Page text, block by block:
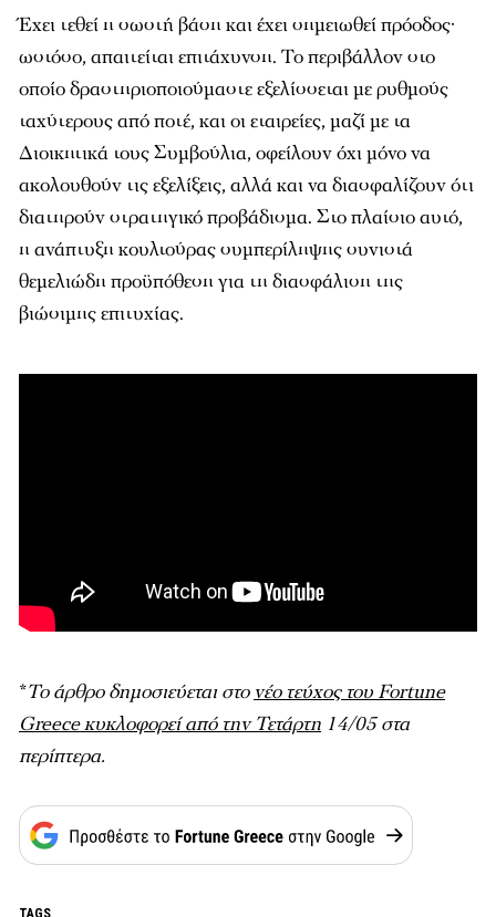
Έχει τεθεί η σωστή βάση και έχει σημειωθεί πρόοδος·
ωστόσο, απαιτείται επιτάχυνση. Το περιβάλλον στο
οποίο δραστηριοποιούμαστε εξελίσσεται με ρυθμούς
ταχύτερους από ποτέ, και οι εταιρείες, μαζί με τα
Διοικητικά τους Συμβούλια, οφείλουν όχι μόνο να
ακολουθούν τις εξελίξεις, αλλά και να διασφαλίζουν ότι
διατηρούν στρατηγικό προβάδισμα. Στο πλαίσιο αυτό,
η ανάπτυξη κουλτούρας συμπερίληψης συνιστά
θεμελιώδη προϋπόθεση για τη διασφάλιση της
βιώσιμης επιτυχίας.
*Το άρθρο δημοσιεύεται στο νέο τεύχος του Fortune
Greece κυκλοφορεί από την Τετάρτη 14/05 στα
περίπτερα.
TAGS